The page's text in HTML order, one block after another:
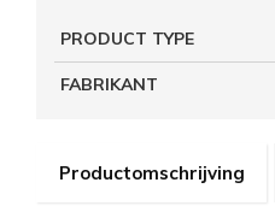
Productomschrijving
PRODUCT TYPE
FABRIKANT